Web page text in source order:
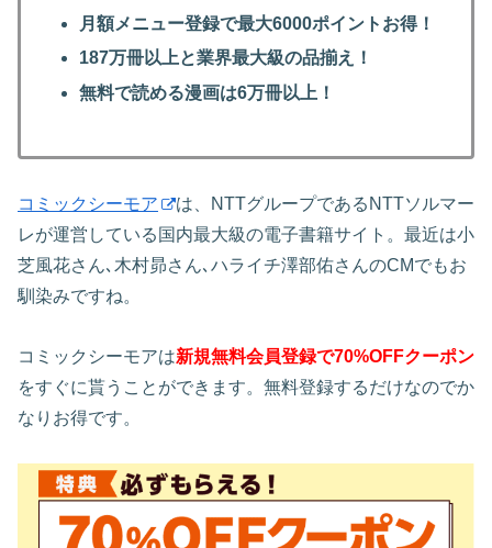
月額メニュー登録で最大6000ポイントお得！
187万冊以上と業界最大級の品揃え！
無料で読める漫画は6万冊以上！
コミックシーモア
は、NTTグループであるNTTソルマー
レが運営している国内最大級の電子書籍サイト。最近は小
芝風花さん､木村昴さん､ハライチ澤部佑さんのCMでもお
馴染みですね。
コミックシーモアは新規無料会員登録で70%OFFクーポン
をすぐに貰うことができます。無料登録するだけなのでか
なりお得です。